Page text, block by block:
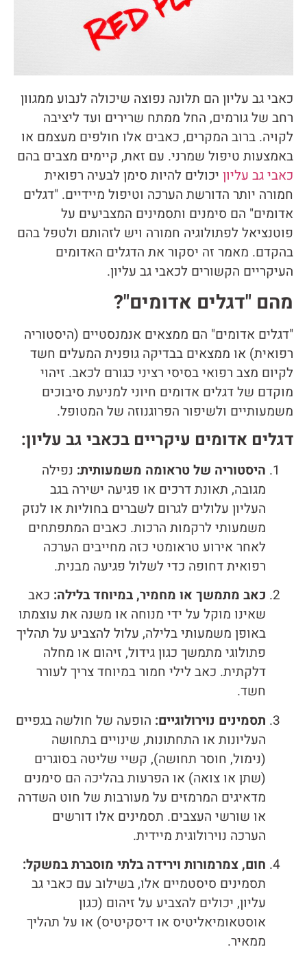
כאבי גב עליון הם תלונה נפוצה שיכולה לנבוע ממגוון
רחב של גורמים, החל ממתח שרירים ועד ליציבה
לקויה. ברוב המקרים, כאבים אלו חולפים מעצמם או
באמצעות טיפול שמרני. עם זאת, קיימים מצבים בהם
כאבי גב עליון יכולים להיות סימן לבעיה רפואית
חמורה יותר הדורשת הערכה וטיפול מיידיים. "דגלים
אדומים" הם סימנים ותסמינים המצביעים על
פוטנציאל לפתולוגיה חמורה ויש לזהותם ולטפל בהם
בהקדם. מאמר זה יסקור את הדגלים האדומים
העיקריים הקשורים לכאבי גב עליון.
מהם "דגלים אדומים"?
"דגלים אדומים" הם ממצאים אנמנסטיים (היסטוריה
רפואית) או ממצאים בבדיקה גופנית המעלים חשד
לקיום מצב רפואי בסיסי רציני כגורם לכאב. זיהוי
מוקדם של דגלים אדומים חיוני למניעת סיבוכים
משמעותיים ולשיפור הפרוגנוזה של המטופל.
דגלים אדומים עיקריים בכאבי גב עליון:
היסטוריה של טראומה משמעותית: נפילה
מגובה, תאונת דרכים או פגיעה ישירה בגב
העליון עלולים לגרום לשברים בחוליות או לנזק
משמעותי לרקמות הרכות. כאבים המתפתחים
לאחר אירוע טראומטי כזה מחייבים הערכה
רפואית דחופה כדי לשלול פגיעה מבנית.
כאב מתמשך או מחמיר, במיוחד בלילה: כאב
שאינו מוקל על ידי מנוחה או משנה את עוצמתו
באופן משמעותי בלילה, עלול להצביע על תהליך
פתולוגי מתמשך כגון גידול, זיהום או מחלה
דלקתית. כאב לילי חמור במיוחד צריך לעורר
חשד.
תסמינים נוירולוגיים: הופעה של חולשה בגפיים
העליונות או התחתונות, שינויים בתחושה
(נימול, חוסר תחושה), קשיי שליטה בסוגרים
(שתן או צואה) או הפרעות בהליכה הם סימנים
מדאיגים המרמזים על מעורבות של חוט השדרה
או שורשי העצבים. תסמינים אלו דורשים
הערכה נוירולוגית מיידית.
חום, צמרמורות וירידה בלתי מוסברת במשקל:
תסמינים סיסטמיים אלו, בשילוב עם כאבי גב
עליון, יכולים להצביע על זיהום (כגון
אוסטאומיאליטיס או דיסקיטיס) או על תהליך
ממאיר.